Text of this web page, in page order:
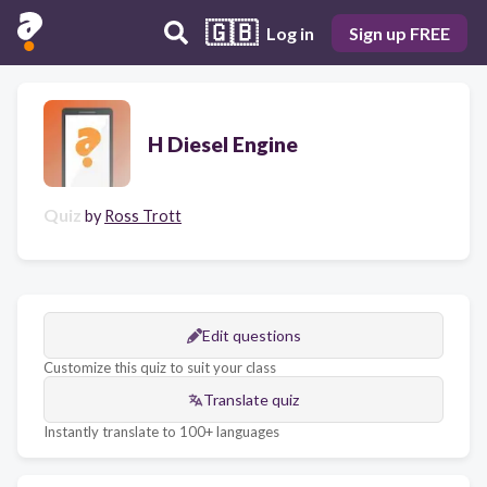
🇬🇧 Log in Sign up FREE
H Diesel Engine
Quiz by Ross Trott
Edit questions
Customize this quiz to suit your class
Translate quiz
Instantly translate to 100+ languages